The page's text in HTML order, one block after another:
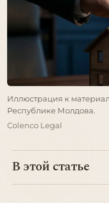
Иллюстрация к
Республике Молдова.
Colenco Legal
В этой статье